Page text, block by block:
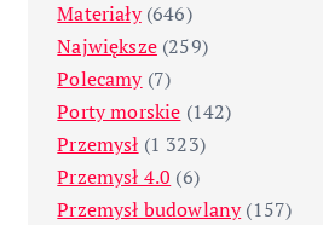
Materiały(646)
Największe(259)
Polecamy(7)
Porty morskie (142)
Przemysł (1 323)
Przemysł 4.0 (6)
Przemysł budowlany(157)